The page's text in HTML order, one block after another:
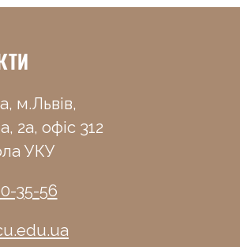
м.Львів,
2а, офіс 312
УКУ
35-56